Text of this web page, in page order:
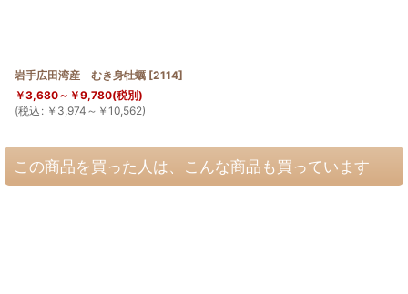
岩手広田湾産 むき身牡蠣 [2114]
￥3,680～ ￥9,780(税別)
(税込 : ￥ 3,974～ ￥ 10,562)
この商品を買った人は、こんな商品も買っています